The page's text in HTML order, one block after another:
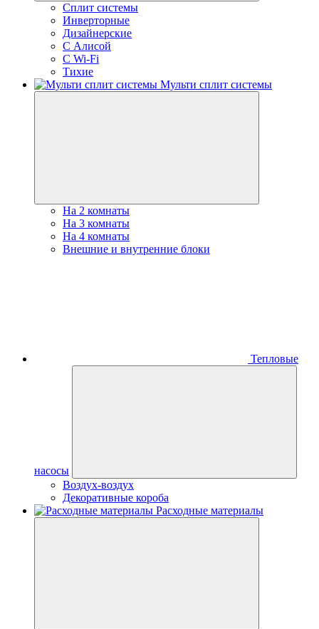
Сплит системы
Инверторные
Дизайнерские
С Алисой
C Wi-Fi
Тихие
Мульти сплит системы
На 2 комнаты
На 3 комнаты
На 4 комнаты
Внешние и внутренние блоки
Тепловые
насосы
Воздух-воздух
Декоративные короба
Расходные материалы